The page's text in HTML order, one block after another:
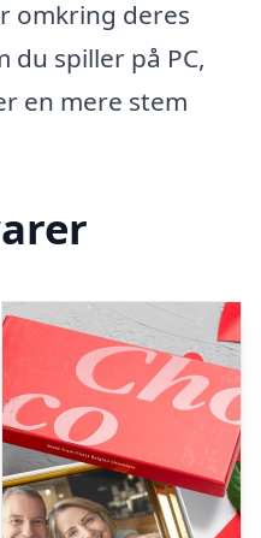
omkring deres
du spiller på PC,
en mere stem